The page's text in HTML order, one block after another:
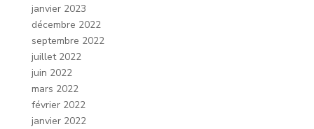
janvier 2023
décembre 2022
septembre 2022
juillet 2022
juin 2022
mars 2022
février 2022
janvier 2022